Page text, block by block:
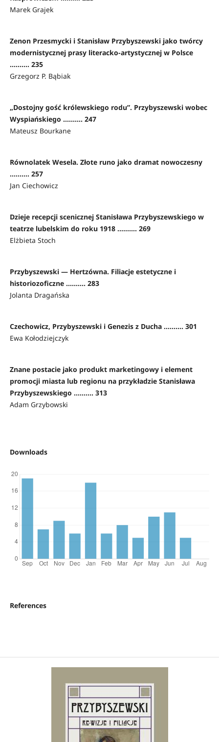
Marek Grajek
Zenon Przesmycki i Stanisław Przybyszewski jako twórcy
modernistycznej prasy literacko-artystycznej w Polsce
.......... 235
Grzegorz P. Bąbiak
„Dostojny gość królewskiego rodu”. Przybyszewski wobec
Wyspiańskiego .......... 247
Mateusz Bourkane
Równolatek Wesela. Złote runo jako dramat nowoczesny
.......... 257
Jan Ciechowicz
Dzieje recepcji scenicznej Stanisława Przybyszewskiego w
teatrze lubelskim do roku 1918 .......... 269
Elżbieta Stoch
Przybyszewski — Hertzówna. Filiacje estetyczne i
historiozoficzne .......... 283
Jolanta Dragańska
Czechowicz, Przybyszewski i Genezis z Ducha .......... 301
Ewa Kołodziejczyk
Znane postacie jako produkt marketingowy i element
promocji miasta lub regionu na przykładzie Stanisława
Przybyszewskiego .......... 313
Adam Grzybowski
Downloads
References